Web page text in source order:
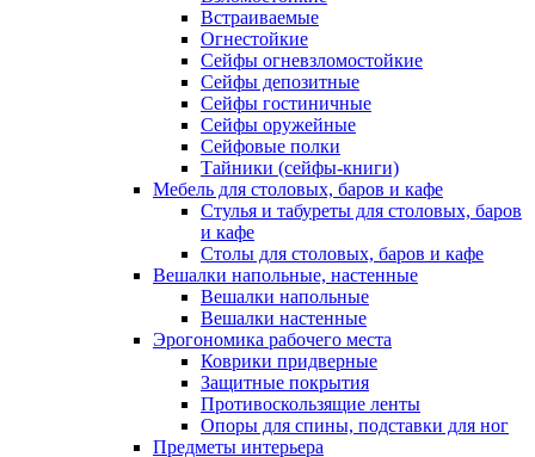
Встраиваемые
Огнестойкие
Сейфы огневзломостойкие
Сейфы депозитные
Сейфы гостиничные
Сейфы оружейные
Сейфовые полки
Тайники (сейфы-книги)
Мебель для столовых, баров и кафе
Стулья и табуреты для столовых, баров
и кафе
Столы для столовых, баров и кафе
Вешалки напольные, настенные
Вешалки напольные
Вешалки настенные
Эрогономика рабочего места
Коврики придверные
Защитные покрытия
Противоскользящие ленты
Опоры для спины, подставки для ног
Предметы интерьера